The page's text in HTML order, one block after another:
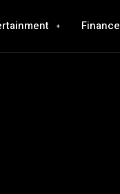
Finance